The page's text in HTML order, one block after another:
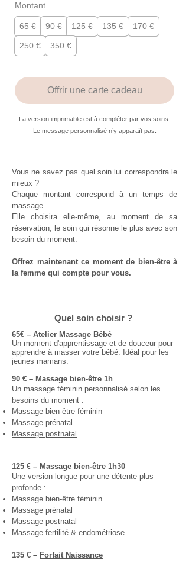
Montant
65 € 90 € 125 € 135 € 170 €
250 € 350 €
Offrir une carte cadeau
La version imprimable est à compléter par vos soins.
Le message personnalisé n’y apparaît pas.
Vous ne savez pas quel soin lui correspondra le
mieux ?
Chaque montant correspond à un temps de
massage.
Elle choisira elle-même, au moment de sa
réservation, le soin qui résonne le plus avec son
besoin du moment.
Offrez maintenant ce moment de bien-être à
la femme qui compte pour vous.
Quel soin choisir ?
65€ – Atelier Massage Bébé
Un moment d'apprentissage et de douceur pour
apprendre à masser votre bébé. Idéal pour les
jeunes mamans.
90 € – Massage bien-être 1h
Un massage féminin personnalisé selon les
besoins du moment :
Massage bien-être féminin
Massage prénatal
Massage postnatal
125 € – Massage bien-être 1h30
Une version longue pour une détente plus
profonde :
Massage bien-être féminin
Massage prénatal
Massage postnatal
Massage fertilité & endométriose
135 € – Forfait Naissance